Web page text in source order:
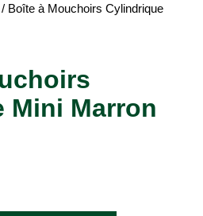
/ Boîte à Mouchoirs Cylindrique
Mini Marron